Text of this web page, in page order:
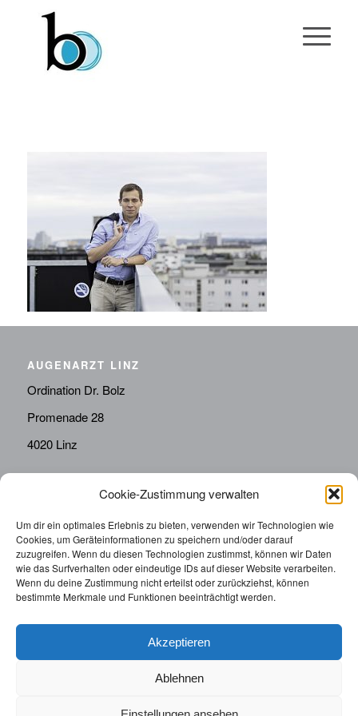
Cookie-Zustimmung verwalten
Um dir ein optimales Erlebnis zu bieten, verwenden wir Technologien wie
Cookies, um Geräteinformationen zu speichern und/oder darauf
zuzugreifen. Wenn du diesen Technologien zustimmst, können wir Daten
wie das Surfverhalten oder eindeutige IDs auf dieser Website verarbeiten.
Wenn du deine Zustimmung nicht erteilst oder zurückziehst, können
bestimmte Merkmale und Funktionen beeinträchtigt werden.
Akzeptieren
Ablehnen
AUGENARZT LINZ
Ordination Dr. Bolz
Promenade 28
4020 Linz
Telefon:
0676814287655
sekretariat@drbolz.at
ORDINATIONSZEITEN
Telefonische Terminvereinbarung: Montag – Freitag von